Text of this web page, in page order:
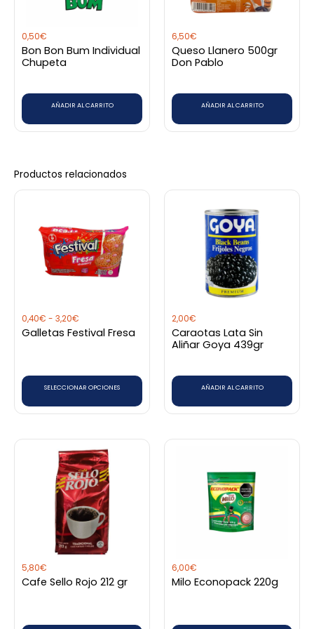
0,50€
Bon Bon Bum Individual
Chupeta
AÑADIR AL CARRITO
6,50€
Queso Llanero 500gr
Don Pablo
AÑADIR AL CARRITO
Productos relacionados
0,40€ - 3,20€
desde
0,40€
hasta
3,20€
Galletas Festival Fresa
SELECCIONAR OPCIONES
Este
múltiples
variantes.
se
pueden
en
página
producto
2,00€
Caraotas Lata Sin
Aliñar Goya 439gr
AÑADIR AL CARRITO
5,80€
Cafe Sello Rojo 212 gr
6,00€
Milo Econopack 220g